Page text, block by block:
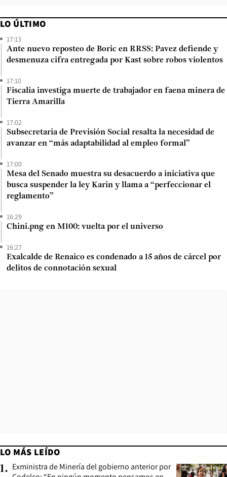
LO ÚLTIMO
17:13
Ante nuevo reposteo de Boric en RRSS: Pavez defiende y
desmenuza cifra entregada por Kast sobre robos violentos
17:10
Fiscalía investiga muerte de trabajador en faena minera de
Tierra Amarilla
17:02
Subsecretaria de Previsión Social resalta la necesidad de
avanzar en “más adaptabilidad al empleo formal”
17:00
Mesa del Senado muestra su desacuerdo a iniciativa que
busca suspender la ley Karin y llama a “perfeccionar el
reglamento”
16:29
Chini.png en M100: vuelta por el universo
16:27
Exalcalde de Renaico es condenado a 15 años de cárcel por
delitos de connotación sexual
LO MÁS LEÍDO
1. Exministra de Minería del gobierno anterior por